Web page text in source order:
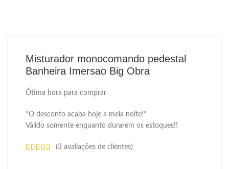
Misturador monocomando pedestal
Banheira Imersao Big Obra
Ótima hora para comprar
*O desconto acaba hoje a meia noite!*
Válido somente enquanto durarem os estoques!!
(3 avaliações de clientes)